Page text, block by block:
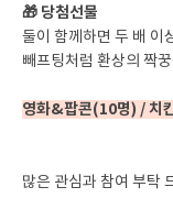
🎁 당첨선물
둘이 함께하면 두 배 이
빼프팅처럼 환상의 짝
영화&팝콘(10명) / 치
많은 관심과 참여 부탁